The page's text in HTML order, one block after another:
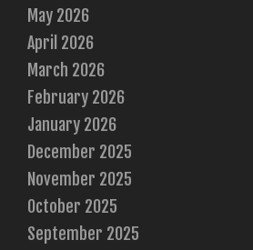
May 2026
April 2026
March 2026
February 2026
January 2026
December 2025
November 2025
October 2025
September 2025